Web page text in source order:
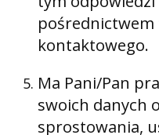
kontaktowego.
Ma Pani/Pan
swoich danych
sprostowania,